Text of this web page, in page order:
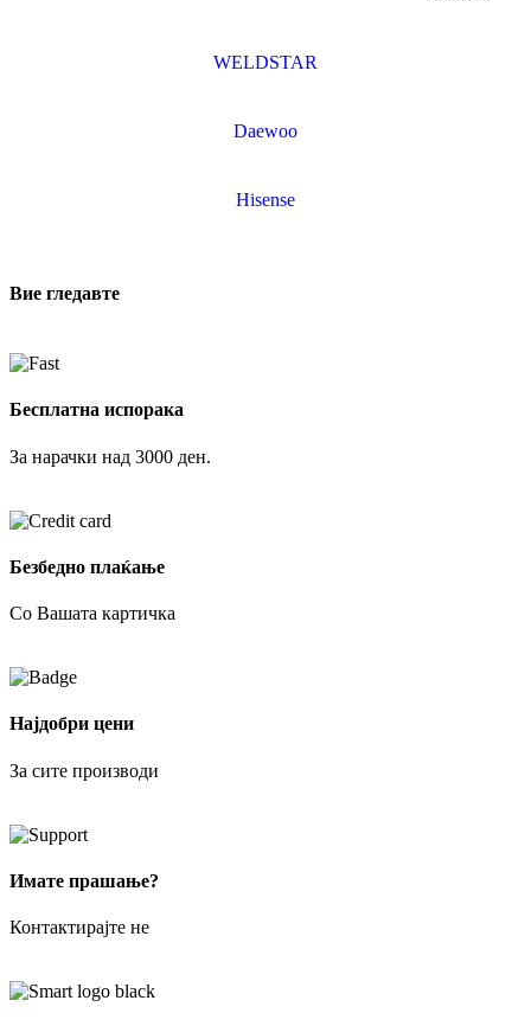
WELDSTAR
Daewoo
Hisense
Вие гледавте
Бесплатна испорака
За нарачки над 3000 ден.
Безбедно плаќање
Со Вашата картичка
Најдобри цени
За сите производи
Имате прашање?
Контактирајте не